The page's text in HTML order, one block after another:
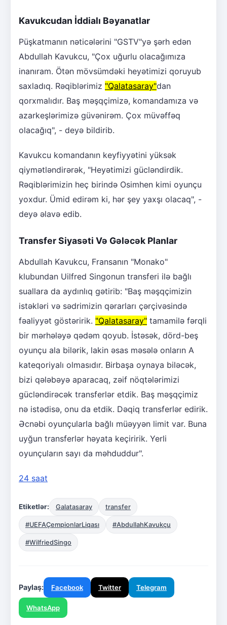
Kavukcudan İddialı Bəyanatlar
Püşkatmanın nəticələrini "GSTV"yə şərh edən
Abdullah Kavukcu, "Çox uğurlu olacağımıza
inanıram. Ötən mövsümdəki heyətimizi qoruyub
saxladıq. Rəqiblərimiz "Qalatasaray"dan
qorxmalıdır. Baş məşqçimizə, komandamıza və
azarkeşlərimizə güvənirəm. Çox müvəffəq
olacağıq", - deyə bildirib.
Kavukcu komandanın keyfiyyətini yüksək
qiymətləndirərək, "Heyətimizi gücləndirdik.
Rəqiblərimizin heç birində Osimhen kimi oyunçu
yoxdur. Ümid edirəm ki, hər şey yaxşı olacaq", -
deyə əlavə edib.
Transfer Siyasəti Və Gələcək Planlar
Abdullah Kavukcu, Fransanın "Monako"
klubundan Uilfred Singonun transferi ilə bağlı
suallara da aydınlıq gətirib: "Baş məşqçimizin
istəkləri və sədrimizin qərarları çərçivəsində
fəaliyyət göstəririk. "Qalatasaray" tamamilə fərqli
bir mərhələyə qədəm qoyub. İstəsək, dörd-beş
oyunçu ala bilərik, lakin əsas məsələ onların A
kateqoriyalı olmasıdır. Birbaşa oynaya biləcək,
bizi qələbəyə aparacaq, zəif nöqtələrimizi
gücləndirəcək transferlər etdik. Baş məşqçimiz
nə istədisə, onu da etdik. Dəqiq transferlər edirik.
Əcnəbi oyunçularla bağlı müəyyən limit var. Buna
uyğun transferlər həyata keçiririk. Yerli
oyunçuların sayı da məhduddur".
24 saat
Etiketlər: Galatasaray transfer
#UEFAÇempionlarLiqası #AbdullahKavukçu
#WilfriedSingo
Paylaş: Facebook Twitter Telegram
WhatsApp